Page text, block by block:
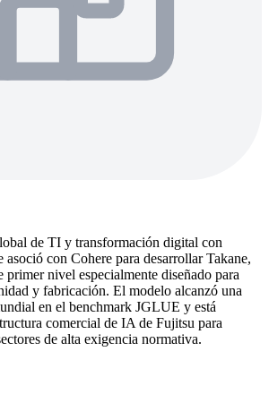
de TI y transformación digital con
asoció con Cohere para desarrollar Takane,
nivel especialmente diseñado para
y fabricación. El modelo alcanzó una
en el benchmark JGLUE y está
comercial de IA de Fujitsu para
de alta exigencia normativa.